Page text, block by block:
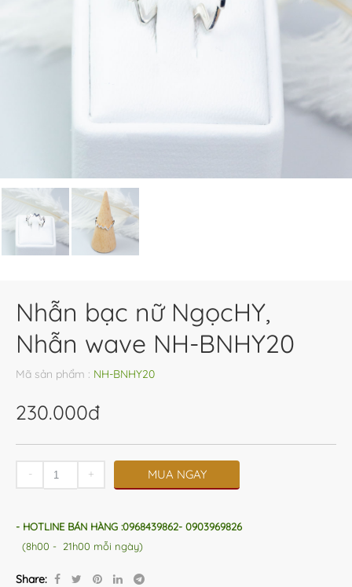
Nhẫn bạc nữ NgọcHY,
Nhẫn wave NH-BNHY20
Mã sản phẩm : NH-BNHY20
230.000đ
- + MUA NGAY
- HOTLINE BÁN HÀNG :0968439862- 0903969826
(8h00 - 21h00 mỗi ngày)
Share: